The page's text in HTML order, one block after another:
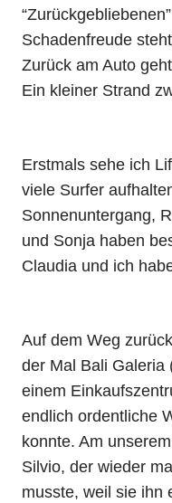
Schadenfreude
Zurück am Auto
Ein kleiner Strand
Erstmals sehe ich
viele Surfer
Sonnenuntergang,
und Sonja haben
Claudia und ich
Auf dem Weg
der Mal Bali Galeria
einem
endlich ordentliche
konnte. Am
Silvio, der wieder
musste, weil sie ihn